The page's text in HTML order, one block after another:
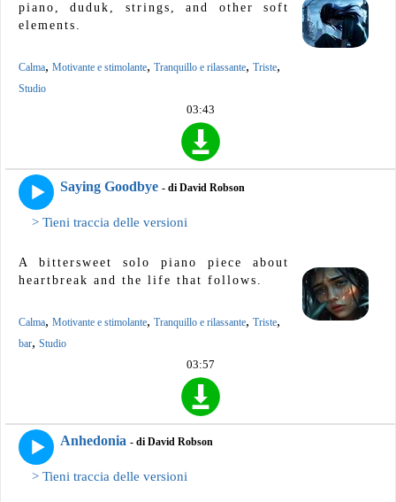
piano, duduk, strings, and other soft
elements.
Calma, Motivante e stimolante, Tranquillo e rilassante, Triste,
Studio
03:43
Saying Goodbye - di David Robson
> Tieni traccia delle versioni
A bittersweet solo piano piece about
heartbreak and the life that follows.
Calma, Motivante e stimolante, Tranquillo e rilassante, Triste,
bar, Studio
03:57
Anhedonia - di David Robson
> Tieni traccia delle versioni